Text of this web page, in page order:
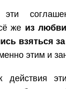
же из
взяться за
этим и
действия